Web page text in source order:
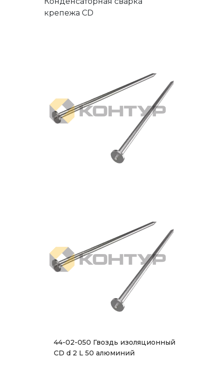
крепежа CD
44-02-050 Гвоздь изоляционный
CD d 2 L 50 алюминий